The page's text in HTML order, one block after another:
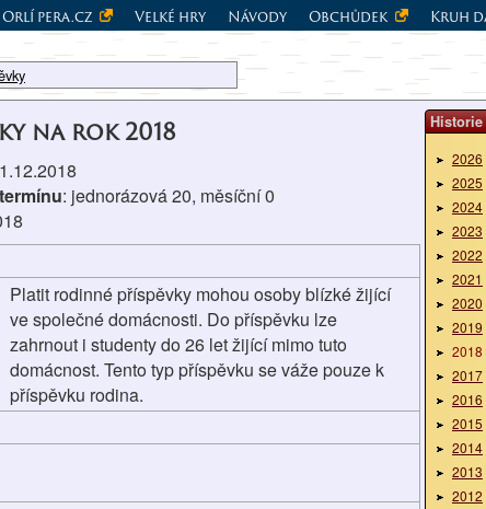
Orlí pera.cz Velké hry Návody Obchůdek Kruh
Historie
2026
2025
2024
2023
2022
2021
2020
2019
2018
2017
2016
2015
2014
2013
2012
na rok 2018
: jednorázová 20, měsíční 0
Platit rodinné příspěvky mohou osoby blízké žijící
ve společné domácnosti. Do příspěvku lze
zahrnout i studenty do 26 let žijící mimo tuto
domácnost. Tento typ příspěvku se váže pouze k
příspěvku rodina.